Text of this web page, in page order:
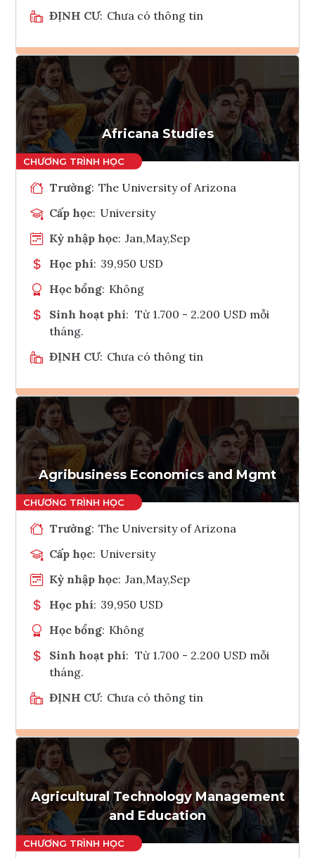
ĐỊNH CƯ: Chưa có thông tin
Ghi danh
Tham vấn Interlink
Africana Studies
Trường: The University of Arizona
Cấp học: University
Kỳ nhập học: Jan,May,Sep
Học phí: 39,950 USD
Học bổng: Không
Sinh hoạt phí: Từ 1.700 - 2.200 USD mỗi
tháng.
ĐỊNH CƯ: Chưa có thông tin
Ghi danh
Tham vấn Interlink
Agribusiness Economics and Mgmt
Trường: The University of Arizona
Cấp học: University
Kỳ nhập học: Jan,May,Sep
Học phí: 39,950 USD
Học bổng: Không
Sinh hoạt phí: Từ 1.700 - 2.200 USD mỗi
tháng.
ĐỊNH CƯ: Chưa có thông tin
Ghi danh
Tham vấn Interlink
Agricultural Technology Management
and Education